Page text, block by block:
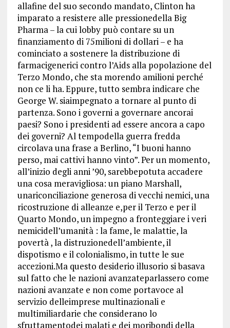
allafine del suo secondo mandato, Clinton ha
imparato a resistere alle pressionedella Big
Pharma – la cui lobby può contare su un
finanziamento di 75milioni di dollari – e ha
cominciato a sostenere la distribuzione di
farmacigenerici contro l’Aids alla popolazione del
Terzo Mondo, che sta morendo amilioni perché
non ce li ha. Eppure, tutto sembra indicare che
George W. siaimpegnato a tornare al punto di
partenza. Sono i governi a governare ancorai
paesi? Sono i presidenti ad essere ancora a capo
dei governi? Al tempodella guerra fredda
circolava una frase a Berlino, “I buoni hanno
perso, mai cattivi hanno vinto”. Per un momento,
all’inizio degli anni ’90, sarebbepotuta accadere
una cosa meravigliosa: un piano Marshall,
unariconciliazione generosa di vecchi nemici, una
ricostruzione di alleanze e,per il Terzo e per il
Quarto Mondo, un impegno a fronteggiare i veri
nemicidell’umanità : la fame, le malattie, la
povertà , la distruzionedell’ambiente, il
dispotismo e il colonialismo, in tutte le sue
accezioni.Ma questo desiderio illusorio si basava
sul fatto che le nazioni avanzateparlassero come
nazioni avanzate e non come portavoce al
servizio delleimprese multinazionali e
multimiliardarie che considerano lo
sfruttamentodei malati e dei moribondi della